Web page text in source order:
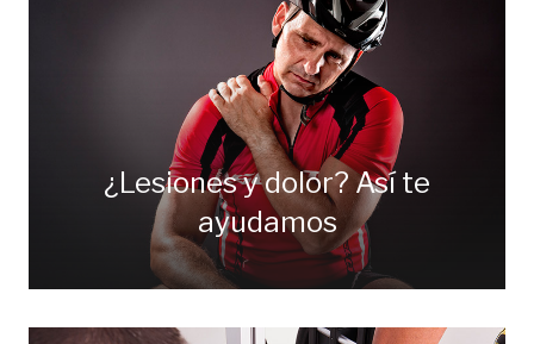
¿Lesiones y dolor? Así te
ayudamos